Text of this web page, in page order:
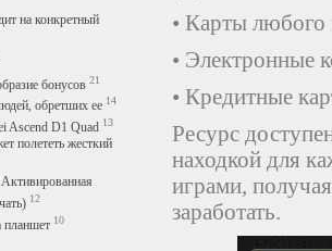
на конкретный
бонусов 21
обретших ее 14
Ascend D1 Quad 13
полететь жесткий
12
планшет 10
• Карты любого
• Электронные
• Кредитные
Ресурс
находкой для
играми,
заработать.